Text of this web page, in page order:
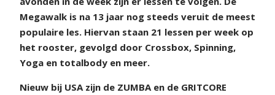
Megawalk is na 13 jaar nog steeds veruit de meest
populaire les. Hiervan staan 21 lessen per week op
het rooster, gevolgd door Crossbox, Spinning,
Yoga en totalbody en meer.
Nieuw bij USA zijn de ZUMBA en de GRITCORE